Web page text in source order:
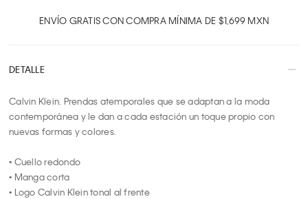
5
7
10
ENVÍO GRATIS CON COMPRA MÍNIMA DE $1,699 MXN
DETALLE
Calvin Klein. Prendas atemporales que se adaptan a la moda
contemporánea y le dan a cada estación un toque propio con
nuevas formas y colores.
• Cuello redondo
• Manga corta
• Logo Calvin Klein tonal al frente